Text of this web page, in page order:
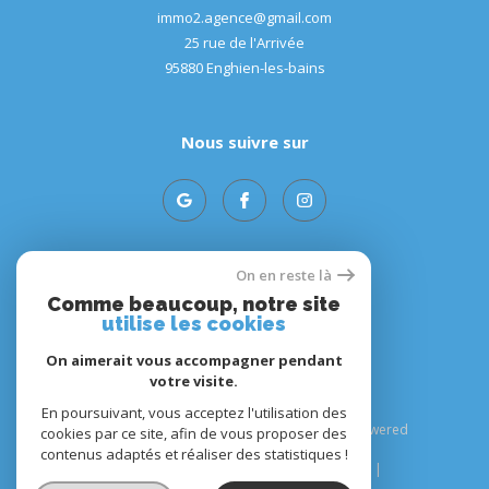
immo2.agence@gmail.com
25 rue de l'Arrivée
95880 enghien-les-bains
Nous suivre sur
Adhérents
© 2026 | Tous droits réservés | Traduction powered
by Google |
On en reste là
Comme beaucoup, notre site
utilise les cookies
On aimerait vous accompagner pendant
votre visite.
En poursuivant, vous acceptez l'utilisation des
cookies par ce site, afin de vous proposer des
contenus adaptés et réaliser des statistiques !
NOUVEAUTÉS